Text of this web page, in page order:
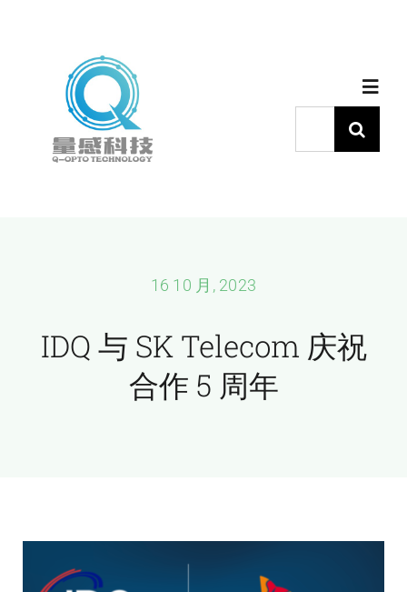
应用中心
联系我们
索：
16 10 月, 2023
IDQ 与 SK Telecom 庆祝
合作 5 周年